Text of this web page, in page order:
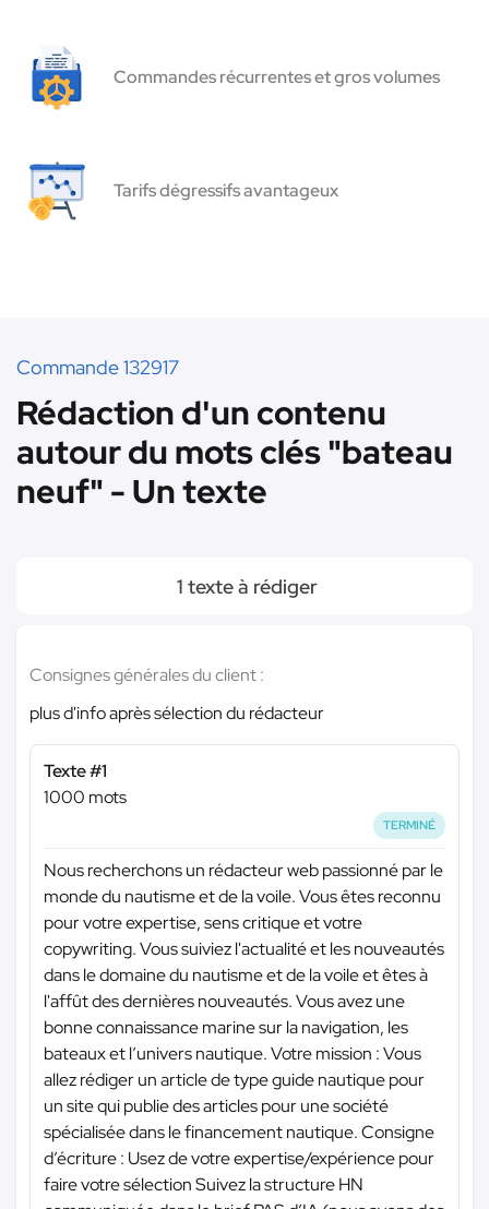
Commandes récurrentes et gros volumes
Tarifs dégressifs avantageux
Commande 132917
Rédaction d'un contenu
autour du mots clés "bateau
neuf" - Un texte
1 texte à rédiger
Consignes générales du client :
plus d'info après sélection du rédacteur
Texte #1
1000 mots
TERMINÉ
Nous recherchons un rédacteur web passionné par le
monde du nautisme et de la voile. Vous êtes reconnu
pour votre expertise, sens critique et votre
copywriting. Vous suiviez l'actualité et les nouveautés
dans le domaine du nautisme et de la voile et êtes à
l'affût des dernières nouveautés. Vous avez une
bonne connaissance marine sur la navigation, les
bateaux et l’univers nautique. Votre mission : Vous
allez rédiger un article de type guide nautique pour
un site qui publie des articles pour une société
spécialisée dans le financement nautique. Consigne
d’écriture : Usez de votre expertise/expérience pour
faire votre sélection Suivez la structure HN